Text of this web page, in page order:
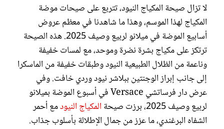
لا تزال صيحة المكياج النيود، تتربع على صيحات موضة
المكياج لهذا الموسم، وهذا ما شاهدنا في معظم عروض
أسابيع الموضة في ميلانو لربيع وصيف 2025. هذه الصيحة
ترتكز على مكياج بشرة نضرة وموحد، مع لمسات خفيفة
وناعمة من الظلال الطبيعية النيود وطبقات خفيفة من الماسكرا
إلى جانب إبراز الوجنتين ببلاشر نيود وردي خافت. وفي
عرض دار فرساتشي Versace في أسبوع الموضة بميلانو
لربيع وصيف 2025، برزت صيحة
المكياج النيودمع أحمر
الشفاه البرغندي، ما عزز من جمال الإطلالة بأسلوب جذاب.